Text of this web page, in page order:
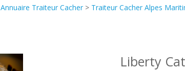
Annuaire Traiteur Cacher > Traiteur Cacher Alpes
Liberty